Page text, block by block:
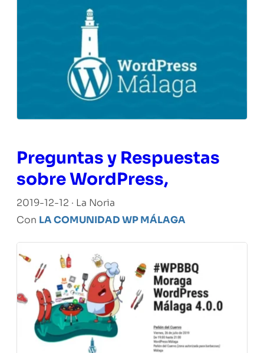
Preguntas y Respuestas
sobre WordPress,
2019-12-12 · La Noria
Con LA COMUNIDAD WP MÁLAGA